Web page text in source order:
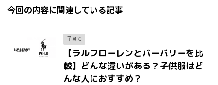
今回の内容に関連している記事
子育て
【ラルフローレンとバーバリーを比
較】どんな違いがある？子供服はど
んな人におすすめ？